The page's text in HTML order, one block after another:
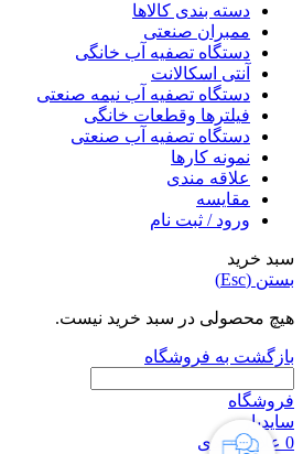
دسته بندی کالاها
ممبران صنعتی
دستگاه تصفیه آب خانگی
آنتی اسکالانت
دستگاه تصفیه آب نیمه صنعتی
فیلترها وقطعات خانگی
دستگاه تصفیه آب صنعتی
نمونه کارها
علاقه مندی
مقایسه
ورود / ثبت نام
سبد خرید
بستن (Esc)
هیچ محصولی در سبد خرید نیست.
بازگشت به فروشگاه
فروشگاه
سایدبار
0 علاقه مندی